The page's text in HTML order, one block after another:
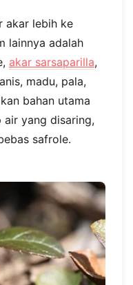
akar lebih ke
lainnya adalah
akar sarsaparilla,
madu, pala,
bahan utama
yang disaring,
safrole.